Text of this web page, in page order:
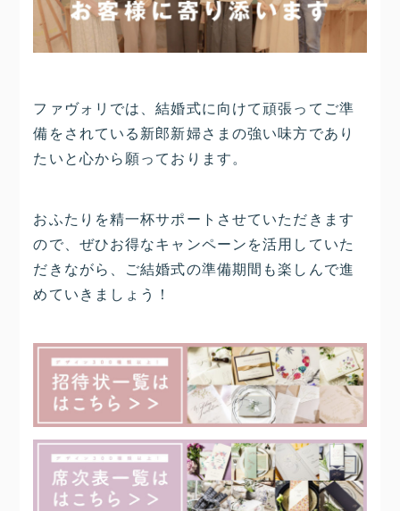
ファヴォリでは、結婚式に向けて頑張ってご準
備をされている新郎新婦さまの強い味方であり
たいと心から願っております。
おふたりを精一杯サポートさせていただきます
ので、ぜひお得なキャンペーンを活用していた
だきながら、ご結婚式の準備期間も楽しんで進
めていきましょう！